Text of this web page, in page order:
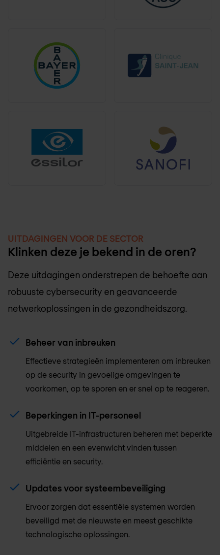
UITDAGINGEN VOOR DE SECTOR
Klinken deze je bekend in de oren?
Deze uitdagingen onderstrepen de behoefte aan
robuuste cybersecurity en geavanceerde
netwerkoplossingen in de gezondheidszorg.
Beheer van inbreuken
Effectieve strategieën implementeren om inbreuken
op de security in gevoelige omgevingen te
voorkomen, op te sporen en er snel op te reageren.
Beperkingen in IT-personeel
Uitgebreide IT-infrastructuren beheren met beperkte
middelen en een evenwicht vinden tussen
efficiëntie en security.
Updates voor systeembeveiliging
Ervoor zorgen dat essentiële systemen worden
beveiligd met de nieuwste en meest geschikte
technologische oplossingen.